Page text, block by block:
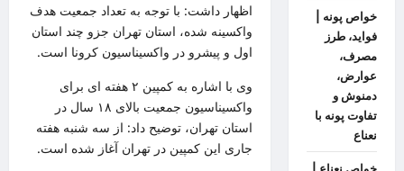
اظهار داشت: با توجه به تعداد جمعیت هدف
واکسینه شده، استان تهران جزو چند استان
اول و پیشرو در واکسیناسیون کرونا است.
وی با اشاره به کمپین ۲ هفته ای برای
واکسیناسیون جمعیت بالای ۱۸ سال در
استان تهران، توضیح داد: از سه شنبه هفته
جاری این کمپین در تهران آغاز شده است.
خواص پونه |
فواید، طرز
مصرف،
عوارض،
دمنوش و
تفاوت پونه با
نعناع